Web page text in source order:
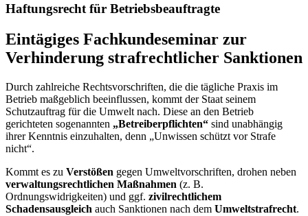
Haftungsrecht für Betriebsbeauftragte
Eintägiges Fachkundeseminar zur
Verhinderung strafrechtlicher Sanktionen
Durch zahlreiche Rechtsvorschriften, die die tägliche Praxis im
Betrieb maßgeblich beeinflussen, kommt der Staat seinem
Schutzauftrag für die Umwelt nach. Diese an den Betrieb
gerichteten sogenannten „Betreiberpflichten“ sind unabhängig
ihrer Kenntnis einzuhalten, denn „Unwissen schützt vor Strafe
nicht“.
Kommt es zu Verstößen gegen Umweltvorschriften, drohen neben
verwaltungsrechtlichen Maßnahmen (z. B.
Ordnungswidrigkeiten) und ggf. zivilrechtlichem
Schadensausgleich auch Sanktionen nach dem Umweltstrafrecht.